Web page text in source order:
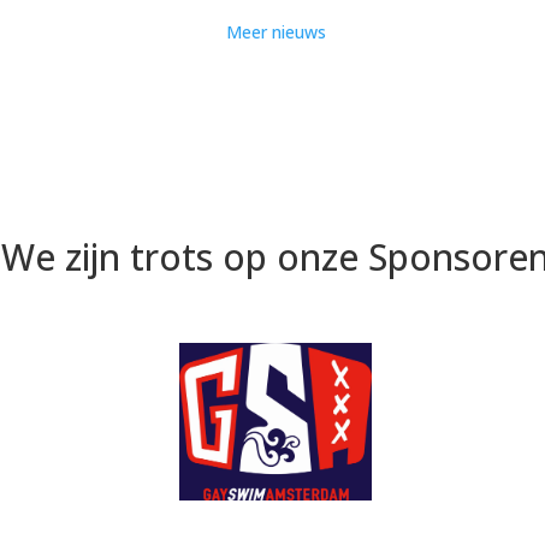
Meer nieuws
We zijn trots op onze